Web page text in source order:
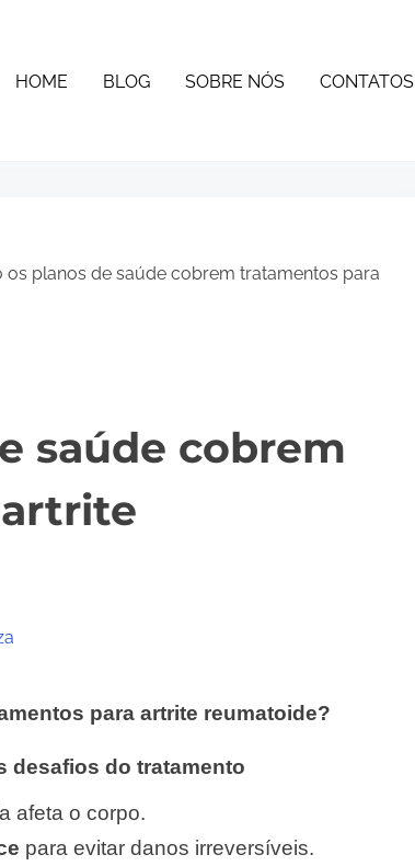
HOME BLOG SOBRE NÓS CONTATOS
planos de saúde cobrem tratamentos para
saúde cobrem
para artrite reumatoide?
desafios do tratamento
afeta o corpo.
para evitar danos irreversíveis.